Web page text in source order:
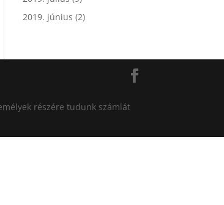
2019. június (2)
részére tudunk számlát